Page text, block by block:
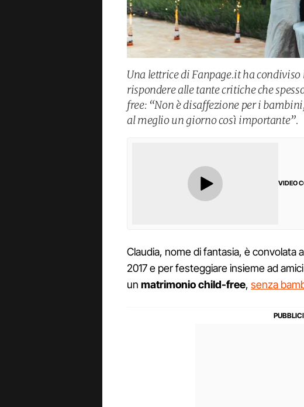
Una lettrice di Fanpage.it ha
rispondere alle tante critiche che
free: “Non è disaffezione per i
al meglio un giorno così importante”.
VIDEO
Claudia, nome di fantasia, è convolata
2017 e per festeggiare insieme ad
un matrimonio child-free, senza